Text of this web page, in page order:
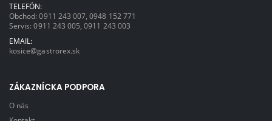
TELEFÓN:
Obchod:0911 243 007 ,0948 152 771
Servis:0911 243 005 ,0911 243 003
EMAIL:
kosice@gastrorex.sk
ZÁKAZNÍCKA PODPORA
O nás